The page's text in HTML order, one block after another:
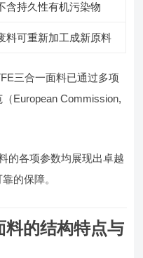
含持久性有机污染物
料可重新加工成新原料
三合一面料已通过多项
European Commission,
的各项参数均展现出卓越
的保障。
料的结构特点与